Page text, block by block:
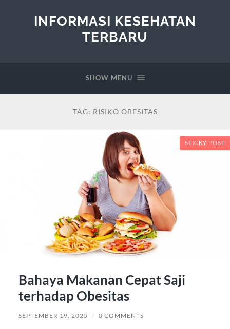
INFORMASI KESEHATAN
TERBARU
SHOW MENU
TAG: RISIKO OBESITAS
STICKY POST
Bahaya Makanan Cepat Saji
terhadap Obesitas
SEPTEMBER 19, 2025 / 0 COMMENTS